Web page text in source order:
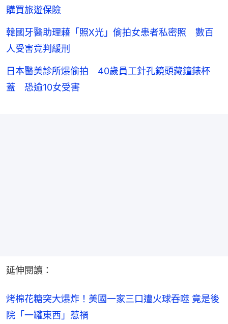
購買旅遊保險
韓國牙醫助理藉「照X光」偷拍女患者私密照 數百
人受害竟判緩刑
日本醫美診所爆偷拍 40歲員工針孔鏡頭藏鐘錶杯
蓋 恐逾10女受害
延伸閱讀：
烤棉花糖突大爆炸！美國一家三口遭火球吞噬 竟是後
院「一罐東西」惹禍